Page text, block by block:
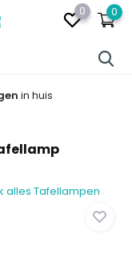
0 0
in huis
alles Tafellampen